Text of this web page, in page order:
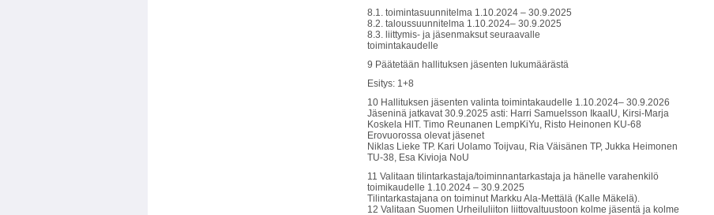
8.1. toimintasuunnitelma 1.10.2024 – 30.9.2025
8.2. taloussuunnitelma 1.10.2024– 30.9.2025
8.3. liittymis- ja jäsenmaksut seuraavalle
toimintakaudelle
9 Päätetään hallituksen jäsenten lukumäärästä
Esitys: 1+8
10 Hallituksen jäsenten valinta toimintakaudelle 1.10.2024– 30.9.2026
Jäseninä jatkavat 30.9.2025 asti: Harri Samuelsson IkaalU, Kirsi-Marja
Koskela HlT. Timo Reunanen LempKiYu, Risto Heinonen KU-68
Erovuorossa olevat jäsenet
Niklas Lieke TP. Kari Uolamo Toijvau, Ria Väisänen TP, Jukka Heimonen
TU-38, Esa Kivioja NoU
11 Valitaan tilintarkastaja/toiminnantarkastaja ja hänelle varahenkilö
toimikaudelle 1.10.2024 – 30.9.2025
Tilintarkastajana on toiminut Markku Ala-Mettälä (Kalle Mäkelä).
12 Valitaan Suomen Urheiluliiton liittovaltuustoon kolme jäsentä ja kolme